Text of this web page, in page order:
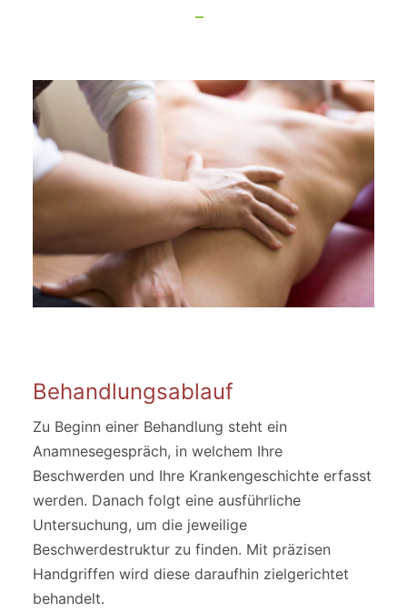
Behandlungsablauf
Zu Beginn einer Behandlung steht ein
Anamnesegespräch, in welchem Ihre
Beschwerden und Ihre Krankengeschichte erfasst
werden. Danach folgt eine ausführliche
Untersuchung, um die jeweilige
Beschwerdestruktur zu finden. Mit präzisen
Handgriffen wird diese daraufhin zielgerichtet
behandelt.